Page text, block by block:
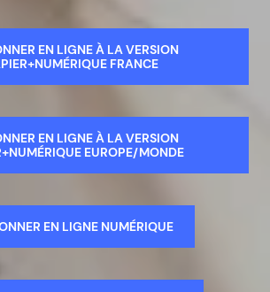
EN LIGNE À LA VERSION
FRANCE
EN LIGNE À LA VERSION
EUROPE/MONDE
EN LIGNE NUMÉRIQUE